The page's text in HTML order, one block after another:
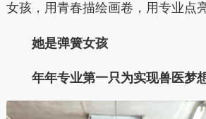
女孩，用青春描绘画卷，用专业点
她是弹簧女孩
年年专业第一只为实现兽医梦